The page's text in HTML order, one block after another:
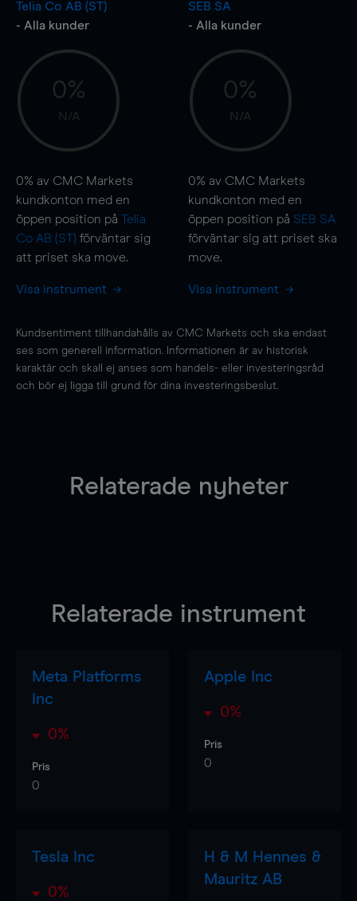
Telia Co AB (ST)
- Alla kunder
0%
N/A
0% av CMC Markets
kundkonton med en
öppen position på Telia
Co AB (ST) förväntar sig
att priset ska move.
Visa instrument
SEB SA
- Alla kunder
0%
N/A
0% av CMC Markets
kundkonton med en
öppen position på SEB SA
förväntar sig att priset ska
move.
Visa instrument
Kundsentiment tillhandahålls av CMC Markets och ska endast
ses som generell information. Informationen är av historisk
karaktär och skall ej anses som handels- eller investeringsråd
och bör ej ligga till grund för dina investeringsbeslut.
Relaterade nyheter
Relaterade instrument
Meta Platforms
Inc
0%
Pris
0
Apple Inc
0%
Pris
0
Tesla Inc
0%
H & M Hennes &
Mauritz AB